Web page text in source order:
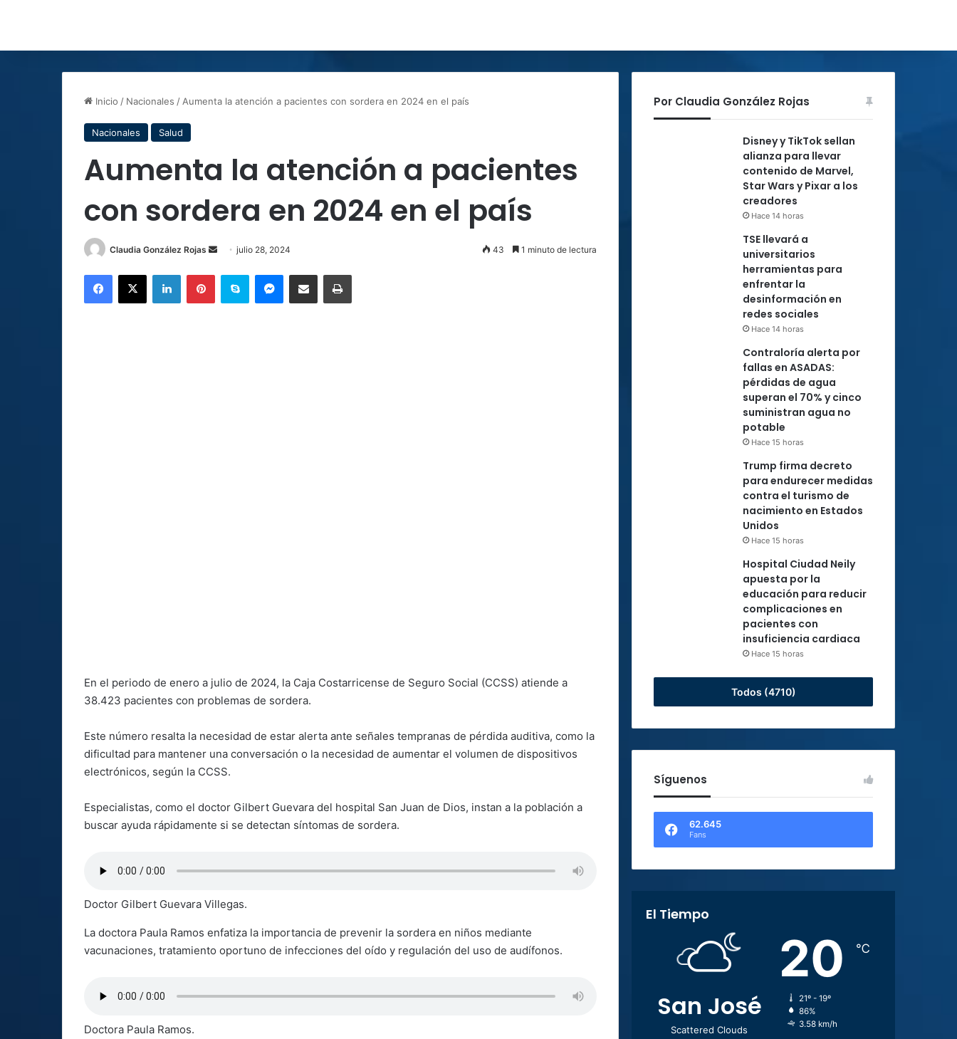
Inicio / Nacionales / Aumenta la atención a pacientes con sordera en 2024 en el país
Nacionales Salud
Aumenta la atención a pacientes
con sordera en 2024 en el país
Claudia González Rojas
Send
email
julio 28, 2024 43 1 minuto de lectura
Facebook
X LinkedInPinterestSkype MessengerCompartir por correo electrónicoImprimir
En el periodo de enero a julio de 2024, la Caja Costarricense de Seguro Social (CCSS) atiende a
38.423 pacientes con problemas de sordera.
Este número resalta la necesidad de estar alerta ante señales tempranas de pérdida auditiva, como la
dificultad para mantener una conversación o la necesidad de aumentar el volumen de dispositivos
electrónicos, según la CCSS.
Especialistas, como el doctor Gilbert Guevara del hospital San Juan de Dios, instan a la población a
buscar ayuda rápidamente si se detectan síntomas de sordera.
Doctor Gilbert Guevara Villegas.
La doctora Paula Ramos enfatiza la importancia de prevenir la sordera en niños mediante
vacunaciones, tratamiento oportuno de infecciones del oído y regulación del uso de audífonos.
Doctora Paula Ramos.
Por Claudia González Rojas
Disney y TikTok sellan
alianza para llevar
contenido de Marvel,
Star Wars y Pixar a los
creadores
Hace 14 horas
TSE llevará a
universitarios
herramientas para
enfrentar la
desinformación en
redes sociales
Hace 14 horas
Contraloría alerta por
fallas en ASADAS:
pérdidas de agua
superan el 70% y cinco
suministran agua no
potable
Hace 15 horas
Trump firma decreto
para endurecer medidas
contra el turismo de
nacimiento en Estados
Unidos
Hace 15 horas
Hospital Ciudad Neily
apuesta por la
educación para reducir
complicaciones en
pacientes con
insuficiencia cardiaca
Hace 15 horas
Todos (4710)
Síguenos
62.645
Fans
El Tiempo
San José
Scattered Clouds
20 ℃
21º - 19º
86%
3.58 km/h